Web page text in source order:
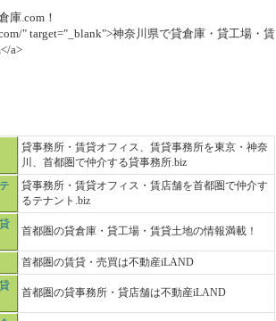
庫.com！
" target="_blank">神奈川県で貸倉庫・貸工場・賃
a>
貸事務所・賃貸オフィス、賃貸事務所を東京・神奈
川、首都圏で仲介する貸事務所.biz
貸事務所・賃貸オフィス・賃店舗を首都圏で仲介す
るテナント.biz
首都圏の貸倉庫・貸工場・賃貸土地の情報満載！
首都圏の賃貸・売買は不動産iLAND
首都圏の貸事務所・貸店舗は不動産iLAND